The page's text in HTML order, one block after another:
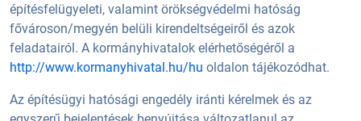
építésfelügyeleti, valamint örökségvédelmi hatóság
fővároson/megyén belüli kirendeltségeiről és azok
feladatairól. A kormányhivatalok elérhetőségéről a
http://www.kormanyhivatal.hu/hu oldalon tájékozódhat.
Az építésügyi hatósági engedély iránti kérelmek és az